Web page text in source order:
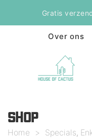
Gratis
Over ons
SHOP
Home > Specials,